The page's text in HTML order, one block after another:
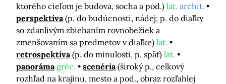
ktorého cieľom je budova, socha a pod.) lat. archit.
perspektíva (p. do budúcnosti, nádej; p. do diaľky
so zdanlivým zbiehaním rovnobežiek a
zmenšovaním sa predmetov v diaľke) lat.
retrospektíva (p. do minulosti, p. späť) lat.
panoráma gréc. scenéria (široký p., celkový
rozhľad na krajinu, mesto a pod., obraz rozľahlej